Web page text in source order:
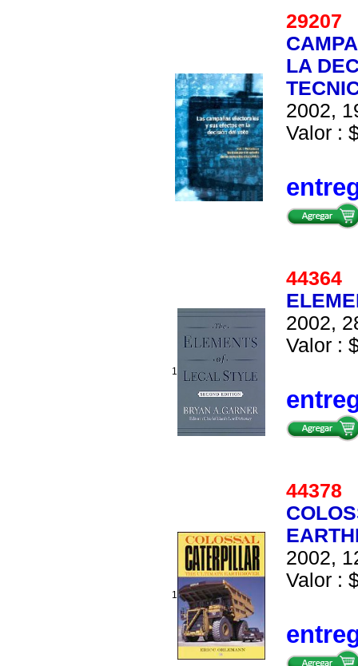
29207
LA
2002,
Valor :
1
44364
2002,
Valor :
1
44378
2002,
Valor :